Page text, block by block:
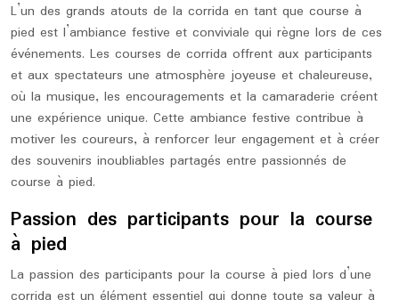
L’un des grands atouts de la corrida en tant que course à
pied est l’ambiance festive et conviviale qui règne lors de ces
événements. Les courses de corrida offrent aux participants
et aux spectateurs une atmosphère joyeuse et chaleureuse,
où la musique, les encouragements et la camaraderie créent
une expérience unique. Cette ambiance festive contribue à
motiver les coureurs, à renforcer leur engagement et à créer
des souvenirs inoubliables partagés entre passionnés de
course à pied.
Passion des participants pour la course
à pied
La passion des participants pour la course à pied lors d’une